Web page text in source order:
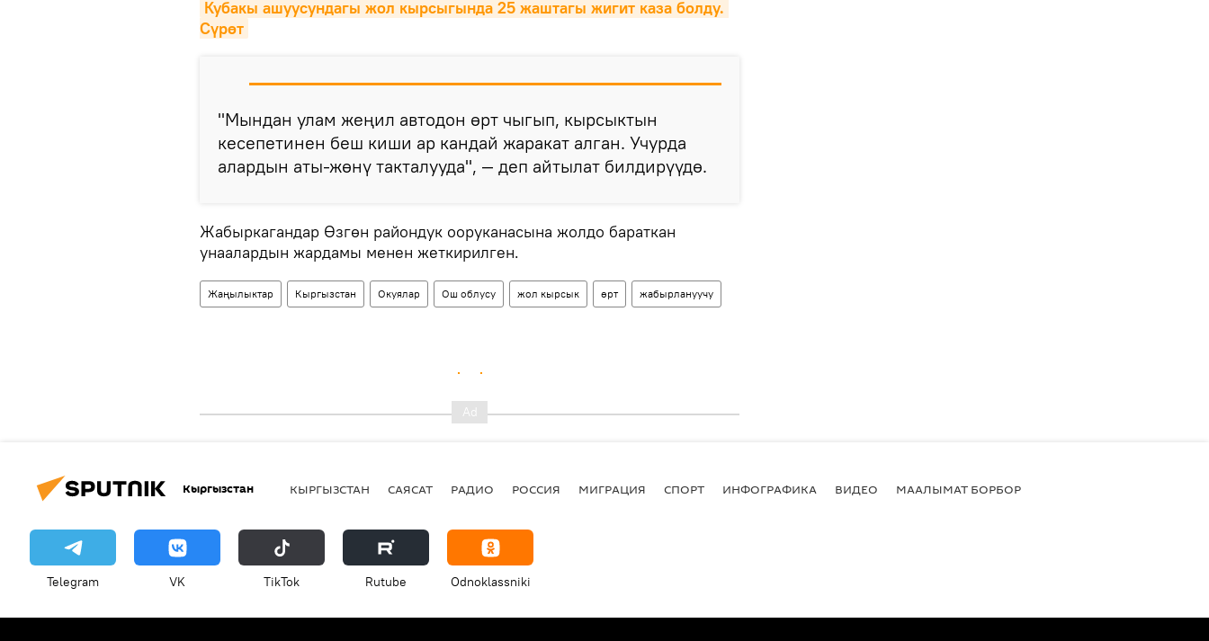
Кубакы ашуусундагы жол кырсыгында 25 жаштагы жигит каза болду.
Сүрөт
"Мындан улам жеңил автодон өрт чыгып, кырсыктын
кесепетинен беш киши ар кандай жаракат алган. Учурда
алардын аты-жөнү такталууда", — деп айтылат билдирүүдө.
Жабыркагандар Өзгөн райондук ооруканасына жолдо бараткан
унаалардын жардамы менен жеткирилген.
Жаңылыктар Кыргызстан Окуялар Ош облусу жол кырсык өрт жабырлануучу
Кыргызстан КЫРГЫЗСТАН САЯСАТ РАДИО РОССИЯ МИГРАЦИЯ СПОРТ ИНФОГРАФИКА ВИДЕО МААЛЫМАТ БОРБОР
Telegram VK ТikТоk Rutube Odnoklassniki